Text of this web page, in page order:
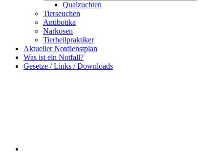
Qualzuchten
Tierseuchen
Antibotika
Narkosen
Tierheilpraktiker
Aktueller Notdienstplan
Was ist ein Notfall?
Gesetze / Links / Downloads